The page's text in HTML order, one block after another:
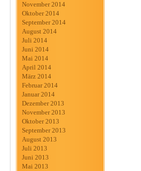
November 2014
Oktober 2014
September 2014
August 2014
Juli 2014
Juni 2014
Mai 2014
April 2014
März 2014
Februar 2014
Januar 2014
Dezember 2013
November 2013
Oktober 2013
September 2013
August 2013
Juli 2013
Juni 2013
Mai 2013